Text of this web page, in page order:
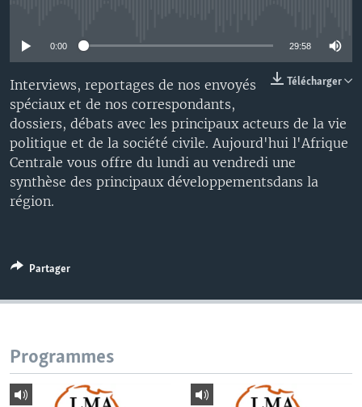
0:00 29:58
Télécharger
Interviews, reportages de nos envoyés
spéciaux et de nos correspondants,
dossiers, débats avec les principaux acteurs de la vie
politique et de la société civile. Aujourd'hui l'Afrique
Centrale vous offre du lundi au vendredi une
synthèse des principaux développementsdans la
région.
Partager
Programmes